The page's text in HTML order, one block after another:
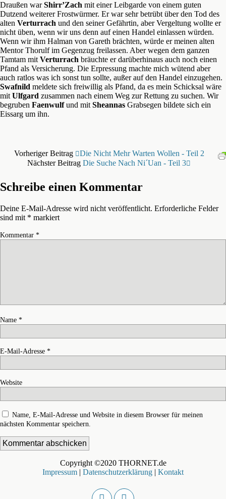
Draußen warShirr’Zach mit einer Leibgarde von einem guten
Dutzend weiterer Frostwürmer. Er war sehr betrübt über den Tod des
alten Verturrach und den seiner Gefährtin, aber Vergeltung wollte er
nicht üben, wenn wir uns denn auf einen Handel einlassen würden.
Wenn wir ihm Halman von Gareth brächten, würde er meinen alten
Mentor Thorulf im Gegenzug freilassen. Aber wegen dem ganzen
Tamtam mit Verturrach bräuchte er darüberhinaus auch noch einen
Pfand als Versicherung. Die Erpressung machte mich wütend aber
auch ratlos was ich sonst tun sollte, außer auf den Handel einzugehen.
Swafnild meldete sich freiwillig als Pfand, da es mein Schicksal wäre
mit Ulfgard zusammen nach einem Weg zur Rettung zu suchen. Wir
begruben Faenwulfund mit Sheannas Grabsegen bildete sich ein
Eissarg um ihn.
Vorheriger Beitrag
Die Nicht Mehr Warten Wollen - Teil 2
Nächster Beitrag Die Suche Nach Ni´uan - Teil 3
Schreibe einen Kommentar
Deine E-Mail-Adresse wird nicht veröffentlicht. Erforderliche Felder
sind mit * markiert
Kommentar *
Name *
E-Mail-Adresse *
Website
Name, E-Mail-Adresse und Website in diesem Browser für meinen
nächsten Kommentar speichern.
Copyright ©2020 THORNET.de
Impressum | Datenschutzerklärung | Kontakt